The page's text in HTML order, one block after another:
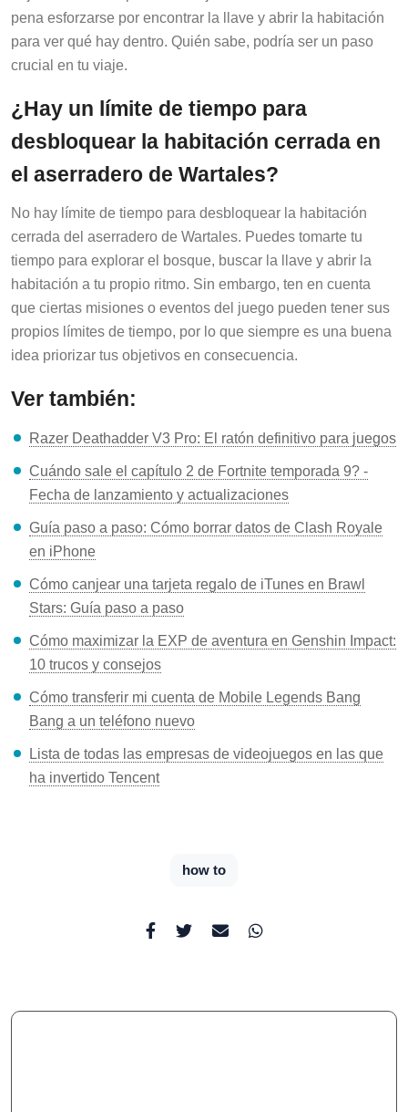
pena esforzarse por encontrar la llave y abrir la habitación
para ver qué hay dentro. Quién sabe, podría ser un paso
crucial en tu viaje.
¿Hay un límite de tiempo para
desbloquear la habitación cerrada en
el aserradero de Wartales?
No hay límite de tiempo para desbloquear la habitación
cerrada del aserradero de Wartales. Puedes tomarte tu
tiempo para explorar el bosque, buscar la llave y abrir la
habitación a tu propio ritmo. Sin embargo, ten en cuenta
que ciertas misiones o eventos del juego pueden tener sus
propios límites de tiempo, por lo que siempre es una buena
idea priorizar tus objetivos en consecuencia.
Ver también:
Razer Deathadder V3 Pro: El ratón definitivo para juegos
Cuándo sale el capítulo 2 de Fortnite temporada 9? -
Fecha de lanzamiento y actualizaciones
Guía paso a paso: Cómo borrar datos de Clash Royale
en iPhone
Cómo canjear una tarjeta regalo de iTunes en Brawl
Stars: Guía paso a paso
Cómo maximizar la EXP de aventura en Genshin Impact:
10 trucos y consejos
Cómo transferir mi cuenta de Mobile Legends Bang
Bang a un teléfono nuevo
Lista de todas las empresas de videojuegos en las que
ha invertido Tencent
how to